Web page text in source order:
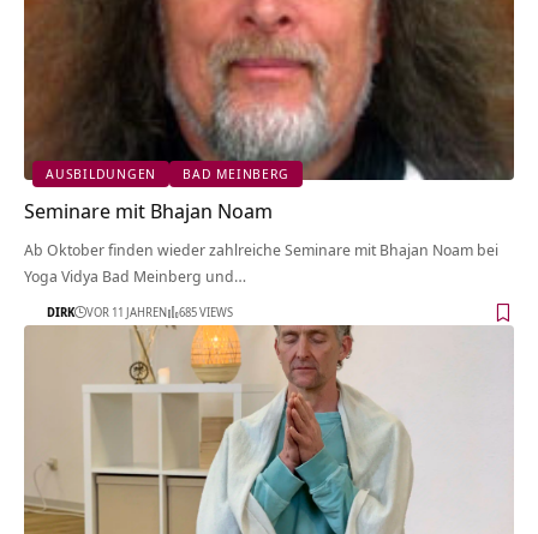
AUSBILDUNGEN BAD MEINBERG
Seminare mit Bhajan Noam
Ab Oktober finden wieder zahlreiche Seminare mit Bhajan Noam bei
Yoga Vidya Bad Meinberg und…
DIRK VOR 11 JAHREN 685 VIEWS